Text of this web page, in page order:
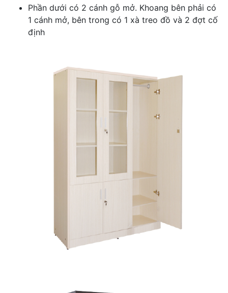
Phần dưới có 2 cánh gỗ mở. Khoang bên phải có
1 cánh mở, bên trong có 1 xà treo đồ và 2 đợt cố
định